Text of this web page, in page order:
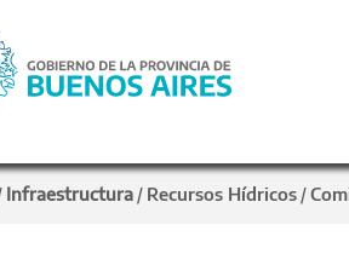
Infraestructura / Recursos Hídricos /